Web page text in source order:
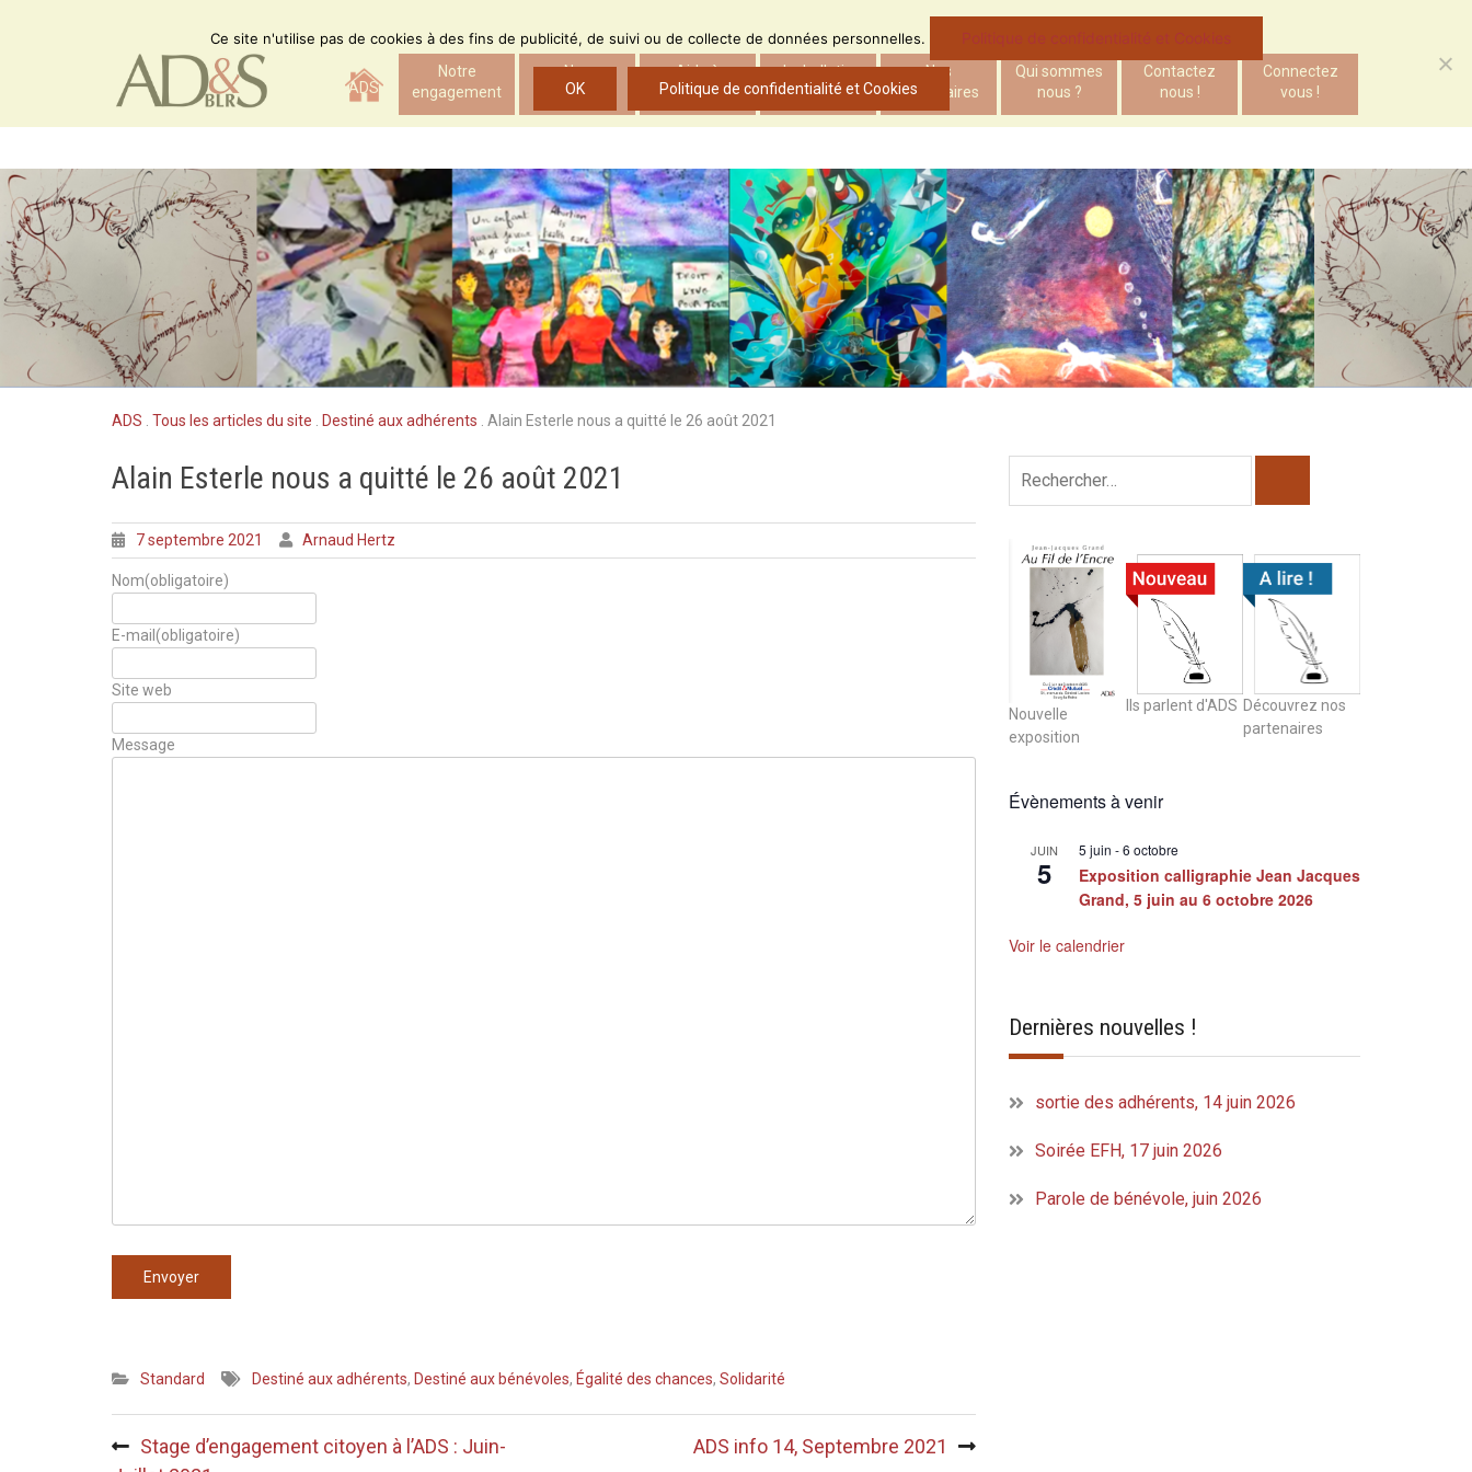
ADS
Notre
engagement
Nos
actions
Aide à
l’insertion
Le bulletin
d’ADS
Nos
partenaires
Qui sommes
nous ?
Contactez
nous !
Connectez
vous !
ADS Tous les articles du site Destiné aux adhérents Alain Esterle nous a quitté le 26 août 2021
Alain Esterle nous a quitté le 26 août 2021
7 septembre 2021 Arnaud Hertz
Nom(obligatoire)
E-mail (obligatoire)
Site web
Message
Envoyer
Standard Destiné aux adhérents, Destiné aux bénévoles, Égalité des chances, Solidarité
de
Stage d’engagement citoyen à l’ADS : Juin-
ADS info 14, Septembre 2021
Nouvelle
exposition
Ils parlent d'ADS Découvrez nos
partenaires
Évènements à venir
JUIN
5
5 juin -6 octobre
Exposition calligraphie Jean Jacques
Grand, 5 juin au 6 octobre 2026
Voir le calendrier
Dernières nouvelles !
sortie des adhérents, 14 juin 2026
Soirée EFH, 17 juin 2026
Parole de bénévole, juin 2026
Ce site n'utilise pas de cookies à des fins de publicité, de suivi ou de collecte de données personnelles. Politique de confidentialité et Cookies
OK Politique de confidentialité et Cookies